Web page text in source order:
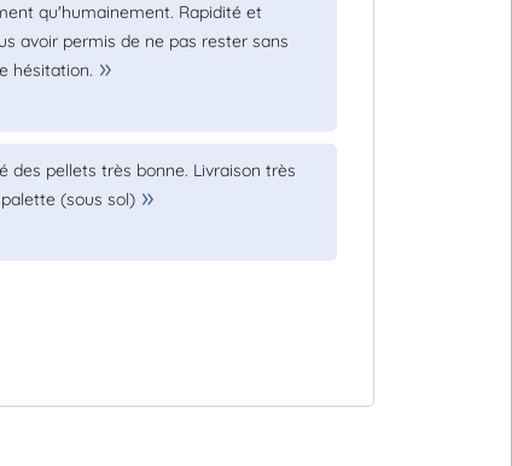
qu'humainement. Rapidité et
avoir permis de ne pas rester sans
hésitation.
des pellets très bonne. Livraison très
(sous sol)